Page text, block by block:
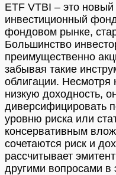
ETF VTBI – это
инвестиционный
фондовом рынке,
Большинство
преимущественно
забывая такие
облигации. Несмотря
низкую доходность,
диверсифицировать
уровню риска или
консервативным
сочетаются риск и
рассчитывает
другими вопросами в